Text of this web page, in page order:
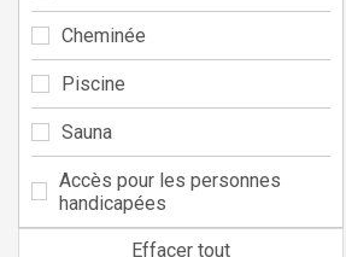
Cheminée
Piscine
Sauna
Accès pour les personnes
handicapées
Effacer tout